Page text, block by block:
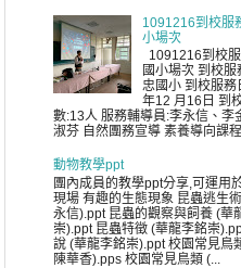
1091216到校服
小場次
1091216到校
國小場次 到校服
忠國小 到校服務
年12 月16日 到
數:13人 服務輔導員:李永信、李
淑芬 自然團務宣導 素養導向課
動物教學ppt
團內成員的教學ppt分享,可運用
現場 有趣的生態現象 昆蟲逃生
永信).ppt 昆蟲的觀察與飼養 (華
崇).ppt 昆蟲特徵 (華龍李銘崇
說 (華龍李銘崇).ppt 校園常見鳥
陳華香).pps 校園常見鳥類 (...